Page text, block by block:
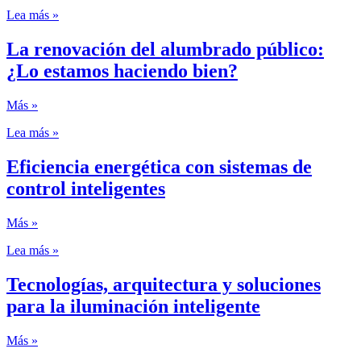
Lea más »
La renovación del alumbrado público:
¿Lo estamos haciendo bien?
Más »
Lea más »
Eficiencia energética con sistemas de
control inteligentes
Más »
Lea más »
Tecnologías, arquitectura y soluciones
para la iluminación inteligente
Más »